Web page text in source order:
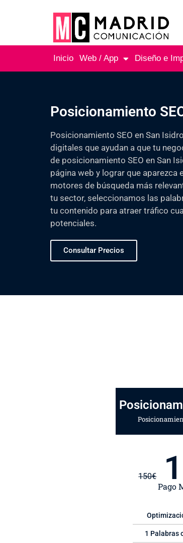
Inicio Web / App Diseño e
Posicionamiento
Posicionamiento SEO en San
digitales que ayudan a que tu
de posicionamiento SEO en San
página web y lograr que
motores de búsqueda más
tu sector, seleccionamos las
tu contenido para atraer tráfico
potenciales.
Consultar Precios
150€
Pago
1 Palabras